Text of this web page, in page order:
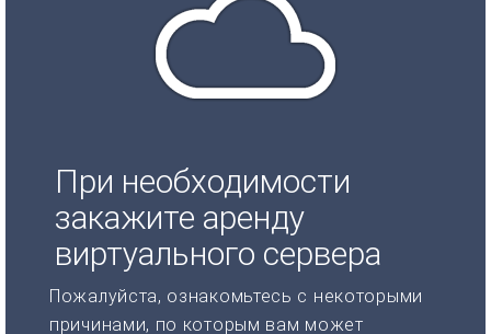
При необходимости
закажите аренду
виртуального сервера
Пожалуйста, ознакомьтесь с некоторыми
причинами, по которым вам может